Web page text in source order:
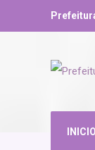
INICIO